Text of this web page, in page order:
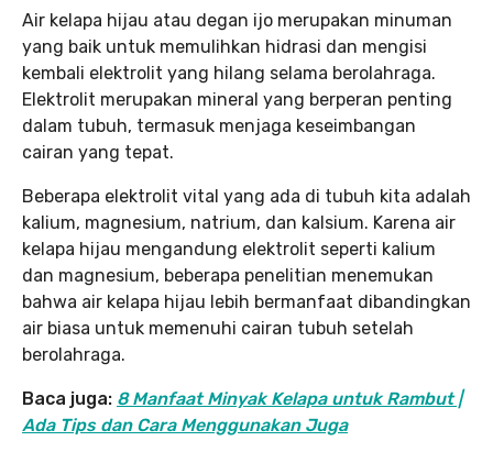
Air kelapa hijau atau degan ijo merupakan minuman
yang baik untuk memulihkan hidrasi dan mengisi
kembali elektrolit yang hilang selama berolahraga.
Elektrolit merupakan mineral yang berperan penting
dalam tubuh, termasuk menjaga keseimbangan
cairan yang tepat.
Beberapa elektrolit vital yang ada di tubuh kita adalah
kalium, magnesium, natrium, dan kalsium. Karena air
kelapa hijau mengandung elektrolit seperti kalium
dan magnesium, beberapa penelitian menemukan
bahwa air kelapa hijau lebih bermanfaat dibandingkan
air biasa untuk memenuhi cairan tubuh setelah
berolahraga.
Baca juga: 8 Manfaat Minyak Kelapa untuk Rambut |
Ada Tips dan Cara Menggunakan Juga